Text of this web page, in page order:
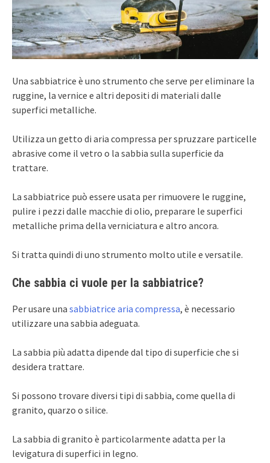
Una sabbiatrice è uno strumento che serve per eliminare la
ruggine, la vernice e altri depositi di materiali dalle
superfici metalliche.
Utilizza un getto di aria compressa per spruzzare particelle
abrasive come il vetro o la sabbia sulla superficie da
trattare.
La sabbiatrice può essere usata per rimuovere le ruggine,
pulire i pezzi dalle macchie di olio, preparare le superfici
metalliche prima della verniciatura e altro ancora.
Si tratta quindi di uno strumento molto utile e versatile.
Che sabbia ci vuole per la sabbiatrice?
Per usare una sabbiatrice aria compressa, è necessario
utilizzare una sabbia adeguata.
La sabbia più adatta dipende dal tipo di superficie che si
desidera trattare.
Si possono trovare diversi tipi di sabbia, come quella di
granito, quarzo o silice.
La sabbia di granito è particolarmente adatta per la
levigatura di superfici in legno.